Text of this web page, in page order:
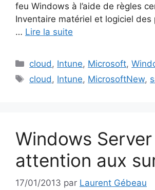
feu Windows à l’aide de règles
Inventaire matériel et logiciel des
… Lire la suite
Catégories
cloud , Intune, Microsoft,
Étiquettes
cloud , Intune, MicrosoftNew,
Windows
attention aux
17/01/2013 par Laurent Gébeau